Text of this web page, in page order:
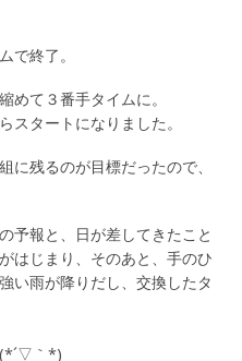
で終了。
めて３番手タイムに。
スタートになりました。
に残るのが目標だったので、
予報と、日が差してきたこと
はじまり、そのあと、手のひ
い雨が降りだし、交換したタ
(*´▽｀*)